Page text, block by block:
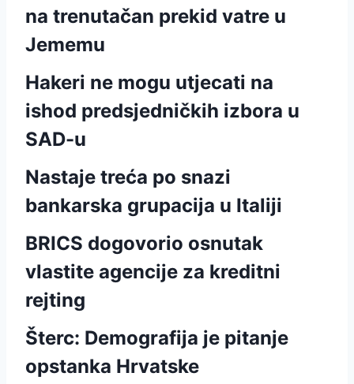
na trenutačan prekid vatre u
Jememu
Hakeri ne mogu utjecati na
ishod predsjedničkih izbora u
SAD-u
Nastaje treća po snazi
bankarska grupacija u Italiji
BRICS dogovorio osnutak
vlastite agencije za kreditni
rejting
Šterc: Demografija je pitanje
opstanka Hrvatske